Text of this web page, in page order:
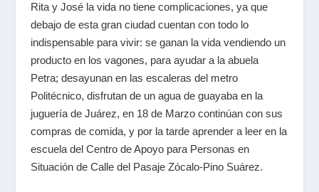
Rita y José la vida no tiene complicaciones, ya que
debajo de esta gran ciudad cuentan con todo lo
indispensable para vivir: se ganan la vida vendiendo un
producto en los vagones, para ayudar a la abuela
Petra; desayunan en las escaleras del metro
Politécnico, disfrutan de un agua de guayaba en la
juguería de Juárez, en 18 de Marzo continúan con sus
compras de comida, y por la tarde aprender a leer en la
escuela del Centro de Apoyo para Personas en
Situación de Calle del Pasaje Zócalo-Pino Suárez.